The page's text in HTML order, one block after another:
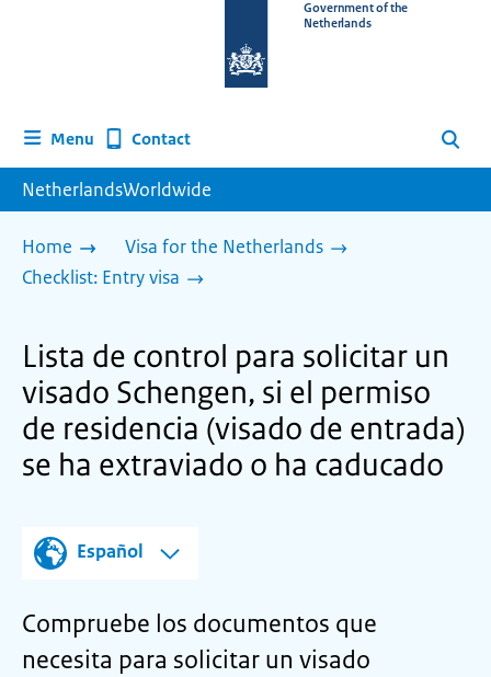
homepage
Government of the
Netherlands
Menu Contact Search
NetherlandsWorldwide
Home
Visa for the Netherlands
Checklist: Entry visa
Lista de control para solicitar un
visado Schengen, si el permiso
de residencia (visado de entrada)
se ha extraviado o ha caducado
Español
Compruebe los documentos que
necesita para solicitar un visado